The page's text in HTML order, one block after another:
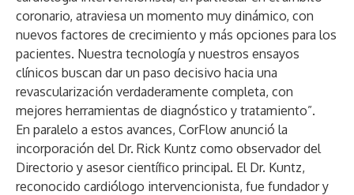
coronario, atraviesa un momento muy dinámico, con
nuevos factores de crecimiento y más opciones para los
pacientes. Nuestra tecnología y nuestros ensayos
clínicos buscan dar un paso decisivo hacia una
revascularización verdaderamente completa, con
mejores herramientas de diagnóstico y tratamiento”.
En paralelo a estos avances, CorFlow anunció la
incorporación del Dr. Rick Kuntz como observador del
Directorio y asesor científico principal. El Dr. Kuntz,
reconocido cardiólogo intervencionista, fue fundador y